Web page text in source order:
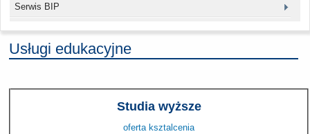
Serwis BIP
Usługi edukacyjne
Studia wyższe
oferta ksztalcenia